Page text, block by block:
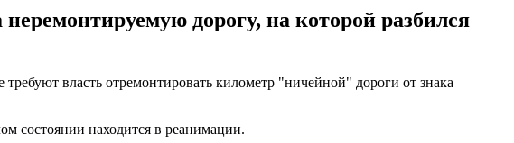
дорогу, на которой разбился
власть отремонтировать километр "ничейной" дороги от знака
состоянии находится в реанимации.